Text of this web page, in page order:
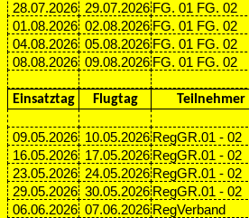
28.07.2026 29.07.2026 FG. 01 FG. 02
01.08.2026 02.08.2026 FG. 01 FG. 02
04.08.2026 05.08.2026 FG. 01 FG. 02
08.08.2026 09.08.2026 FG. 01 FG. 02
Einsatztag Flugtag Teilnehmer
09.05.2026 10.05.2026 RegGR.01 - 02
16.05.2026 17.05.2026 RegGR.01 - 02
23.05.2026 24.05.2026 RegGR.01 - 02
29.05.2026 30.05.2026 RegGR.01 - 02
06.06.2026 07.06.2026 RegVerband